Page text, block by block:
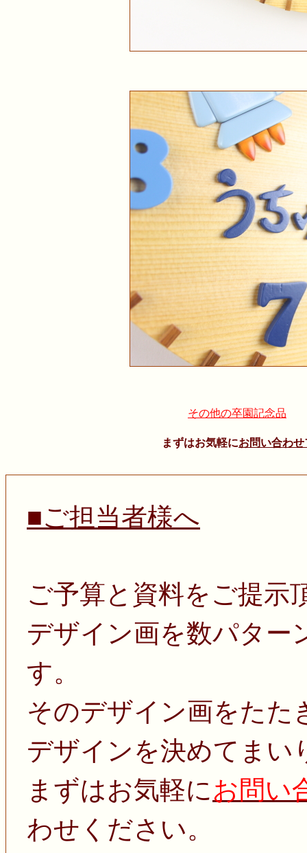
その他の卒園記念品
まずはお気軽にお問い合わ
■ご担当者様へ
ご予算と資料をご提示
デザイン画を数パター
す。
そのデザイン画をたた
デザインを決めてまい
まずはお気軽にお問い
わせください。